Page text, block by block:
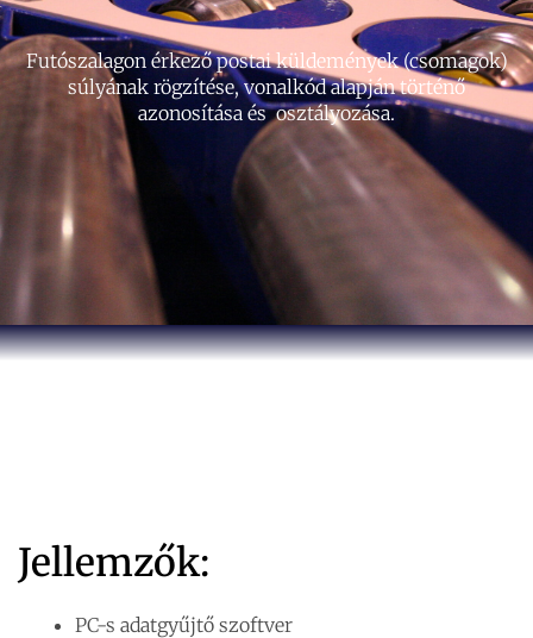
Futószalagon érkező postai küldemények (csomagok)
súlyának rögzítése, vonalkód alapján történő
azonosítása és osztályozása.
Jellemzők:
PC-s adatgyűjtő szoftver